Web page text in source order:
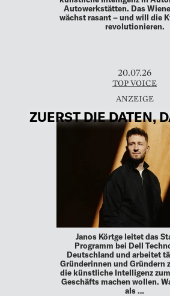
Autowerkstätten. Das
wächst rasant – und will die
revolutionieren.
20.07.26
TOP VOICE
ZUERST DIE DATEN,
Janos Körtge leitet das
Programm bei Dell
Deutschland und arbeitet
Gründerinnen und Gründern
die künstliche Intelligenz
Geschäfts machen wollen.
als …